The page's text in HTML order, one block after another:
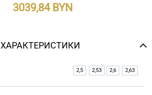
3039,84
ХАРАКТЕРИСТИКИ
2,5 2,53 2,6 2,63